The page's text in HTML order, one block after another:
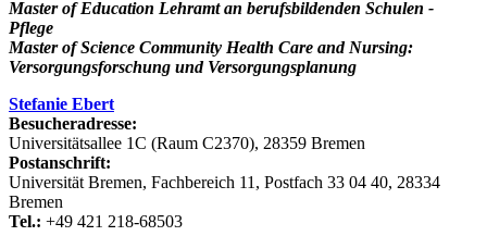
Master of Education Lehramt an berufsbildenden Schulen -
Pflege
Master of Science Community Health Care and Nursing:
Versorgungsforschung und Versorgungsplanung
Stefanie Ebert
Besucheradresse:
Universitätsallee 1C (Raum C2370), 28359 Bremen
Postanschrift:
Universität Bremen, Fachbereich 11, Postfach 33 04 40, 28334
Bremen
Tel.: +49 421 218-68503